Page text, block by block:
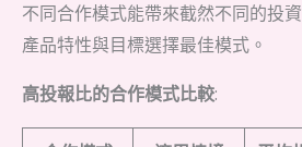
不同合作模式能帶來截然不同的投
產品特性與目標選擇最佳模式。
高投報比的合作模式比較: